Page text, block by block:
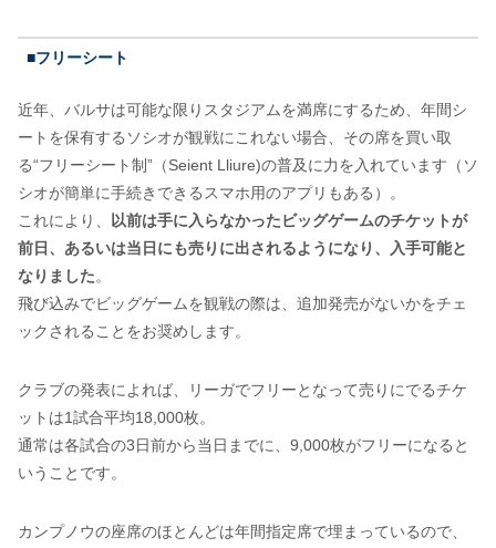
■フリーシート
近年、バルサは可能な限りスタジアムを満席にするため、年間シ
ートを保有するソシオが観戦にこれない場合、その席を買い取
る“フリーシート制”（Seient Lliure)の普及に力を入れています（ソ
シオが簡単に手続きできるスマホ用のアプリもある）。
これにより、
以前は手に入らなかったビッグゲームのチケットが
前日、あるいは当日にも売りに出されるようになり、入手可能と
なりました。
飛び込みでビッグゲームを観戦の際は、追加発売がないかをチェ
ックされることをお奨めします。
クラブの発表によれば、リーガでフリーとなって売りにでるチケ
ットは1試合平均18,000枚。
通常は各試合の3日前から当日までに、9,000枚がフリーになると
いうことです。
カンプノウの座席のほとんどは年間指定席で埋まっているので、